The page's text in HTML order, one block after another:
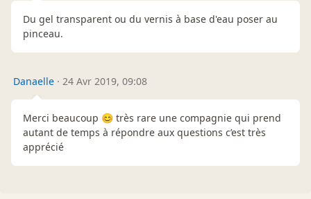
Du gel transparent ou du vernis à base d'eau poser au
pinceau.
Danaelle · 24 Avr 2019, 09:08
Merci beaucoup 😊 très rare une compagnie qui prend
autant de temps à répondre aux questions c’est très
apprécié